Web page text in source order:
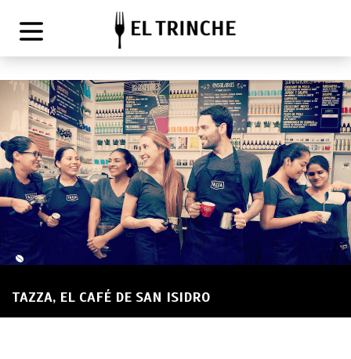
TAZZA, EL CAFÉ DE SAN ISIDRO